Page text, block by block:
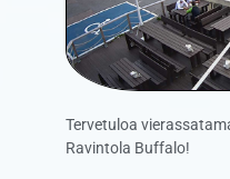
Tervetuloa
Ravintola Buffalo!